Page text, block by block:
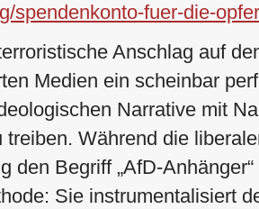
spendenkonto-fuer-die-
Anschlag auf
Medien ein scheinbar
Narrative mit
treiben. Während die
den Begriff „AfD-
Sie instrumentalisiert